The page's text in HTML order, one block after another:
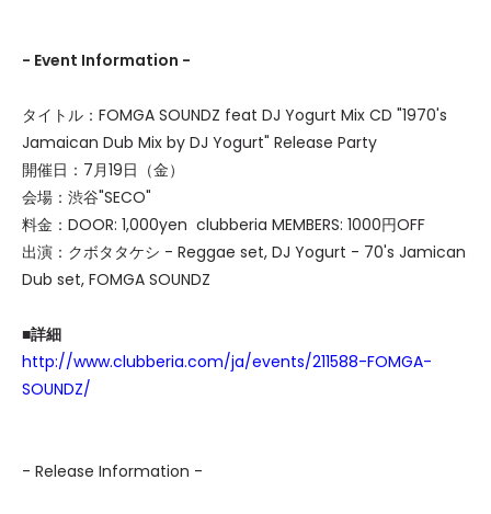
- Event Information -
タイトル：FOMGA SOUNDZ feat DJ Yogurt Mix CD "1970's
Jamaican Dub Mix by DJ Yogurt" Release Party
開催日：7月19日（金）
会場：渋谷"SECO"
料金：DOOR: 1,000yen clubberia MEMBERS: 1000円OFF
出演：クボタタケシ - Reggae set, DJ Yogurt - 70's Jamican
Dub set, FOMGA SOUNDZ
■詳細
http://www.clubberia.com/ja/events/211588-FOMGA-
SOUNDZ/
- Release Information -